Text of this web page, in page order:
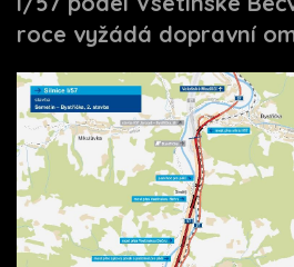
roce vyžádá dopravní